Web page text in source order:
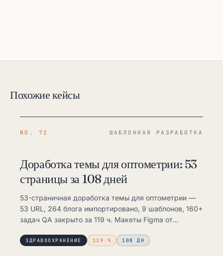
Похожие кейсы
NO. 72 ШАБЛОННАЯ РАЗРАБОТКА
Доработка темы для оптометрии: 53
страницы за 108 дней
53-страничная доработка темы для оптометрии —
53 URL, 264 блога импортировано, 9 шаблонов, 160+
задач QA закрыто за 119 ч. Макеты Figma от
ЗДРАВООХРАНЕНИЕ 119 Ч 108 ДН